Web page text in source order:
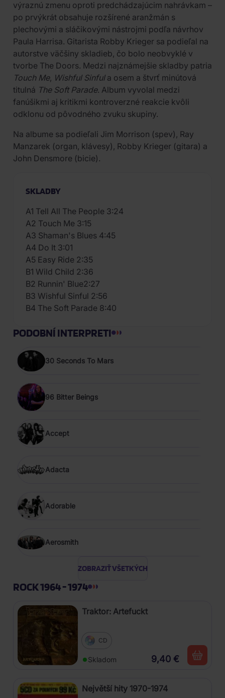
výraznú zmenu oproti predchádzajúcim nahrávkam –
po prvýkrát obsahuje rozšírené aranžmán s
plechovými a sláčikovými nástrojmi podľa návrhov
Paula Harrisa. Gitarista Robby Krieger sa podieľal na
autorstve väčšiny skladieb, čo bolo neobvyklé v
tvorbe The Doors. Medzi najznámejšie skladby patria
Touch Me, Wishful Sinfula osem a štvrť minútová
titulná The Soft Parade. Album vyvolal medzi
fanúšikmi aj kritikmi kontroverzné reakcie kvôli
odklonu od pôvodného zvuku skupiny.
Na albume sa podieľali Jim Morrison (spev), Ray
Manzarek (organ, klávesy), Robby Krieger (gitara) a
John Densmore (bicie).
SKLADBY
A1 Tell All The People 3:24
A2 Touch Me 3:15
A3 Shaman's Blues 4:45
A4 Do It 3:01
A5 Easy Ride 2:35
B1 Wild Child 2:36
B2 Runnin' Blue2:27
B3 Wishful Sinful 2:56
B4 The Soft Parade 8:40
PODOBNÍ INTERPRETI
30 Seconds To Mars
96 Bitter Beings
Accept
Adacta
Adorable
Aerosmith
ZOBRAZIŤ VŠETKÝCH
ROCK 1964 - 1974
Traktor: Artefuckt
CD
Skladom 9,40 €
Největší hity 1970-1974